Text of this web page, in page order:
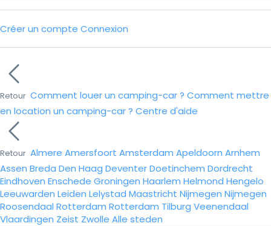
Créer un compte Connexion
Retour Comment louer un camping-car ? Comment mettre
en location un camping-car ? Centre d'aide
Retour Almere Amersfoort Amsterdam Apeldoorn Arnhem
Assen Breda Den Haag DeventerDoetinchem Dordrecht
Eindhoven Enschede Groningen Haarlem Helmond Hengelo
Leeuwarden Leiden Lelystad Maastricht Nijmegen Nijmegen
Roosendaal Rotterdam Rotterdam Tilburg Veenendaal
Vlaardingen Zeist Zwolle Alle steden